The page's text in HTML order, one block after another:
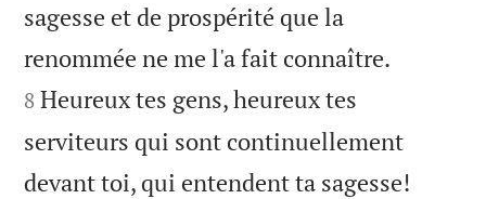
sagesse et de prospérité que la
renommée ne me l'a fait connaître.
8 Heureux tes gens, heureux tes
serviteurs qui sont continuellement
devant toi, qui entendent ta sagesse!